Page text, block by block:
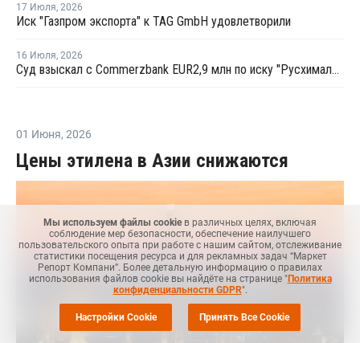
17 Июля, 2026
Иск "Газпром экспорта" к TAG GmbH удовлетворили
16 Июля, 2026
Суд взыскал с Commerzbank EUR2,9 млн по иску "Русхимальянса"
01 Июня, 2026
Цены этилена в Азии снижаются
Мы используем файлы cookieв различных целях, включая
соблюдение мер безопасности, обеспечение наилучшего
пользовательского опыта при работе с нашим сайтом, отслеживание
статистики посещения ресурса и для рекламных задач “Маркет
Репорт Компани”. Более детальную информацию о правилах
использования файлов cookie вы найдёте на странице "Политика
конфиденциальности GDPR".
Настройки Cookie Принять Все Cookie